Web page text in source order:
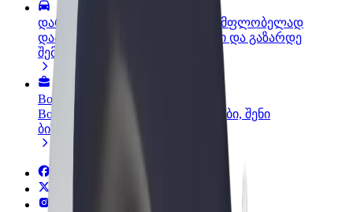
დარეგისტრირდი ავტოპარკის მფლობელად
დაამატე შენი ავტოპარკი Bolt-ში და გაზარდე
შემოსავალი
Bolt ბიზნესისთვის
Bolt-ის პროდუქტები და სერვისები, შენი
ბიზნესისთვის